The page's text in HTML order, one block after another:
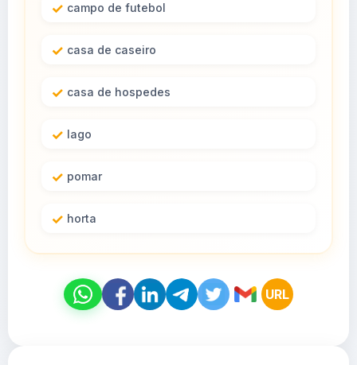
campo de futebol
casa de caseiro
casa de hospedes
lago
pomar
horta
URL